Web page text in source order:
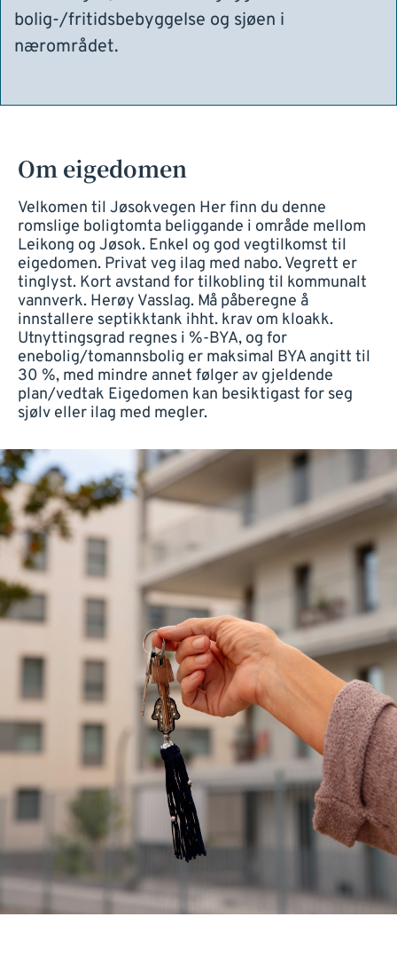
bolig-/fritidsbebyggelse og sjøen i
nærområdet.
Om eigedomen
Velkomen til Jøsokvegen Her finn du denne
romslige boligtomta beliggande i område mellom
Leikong og Jøsok. Enkel og god vegtilkomst til
eigedomen. Privat veg ilag med nabo. Vegrett er
tinglyst. Kort avstand for tilkobling til kommunalt
vannverk. Herøy Vasslag. Må påberegne å
innstallere septikktank ihht. krav om kloakk.
Utnyttingsgrad regnes i %-BYA, og for
enebolig/tomannsbolig er maksimal BYA angitt til
30 %, med mindre annet følger av gjeldende
plan/vedtak Eigedomen kan besiktigast for seg
sjølv eller ilag med megler.